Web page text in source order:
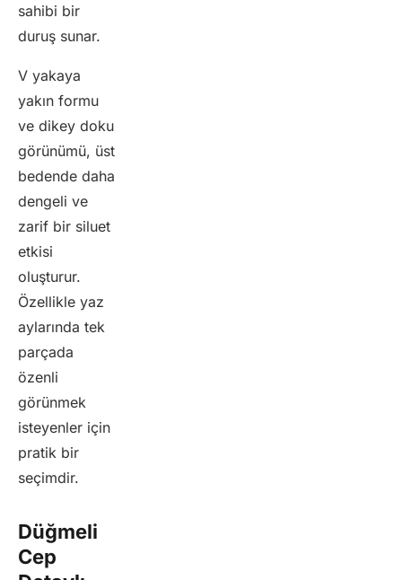
sahibi bir
duruş sunar.
V yakaya
yakın formu
ve dikey doku
görünümü, üst
bedende daha
dengeli ve
zarif bir siluet
etkisi
oluşturur.
Özellikle yaz
aylarında tek
parçada
özenli
görünmek
isteyenler için
pratik bir
seçimdir.
Düğmeli
Cep